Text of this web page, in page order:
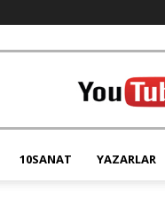
10SANAT YAZARLAR